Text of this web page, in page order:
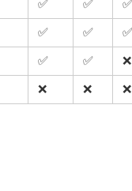
✅ ✅
✅
✅ ✅
✅
✅ ✅
❌
❌ ❌ ❌